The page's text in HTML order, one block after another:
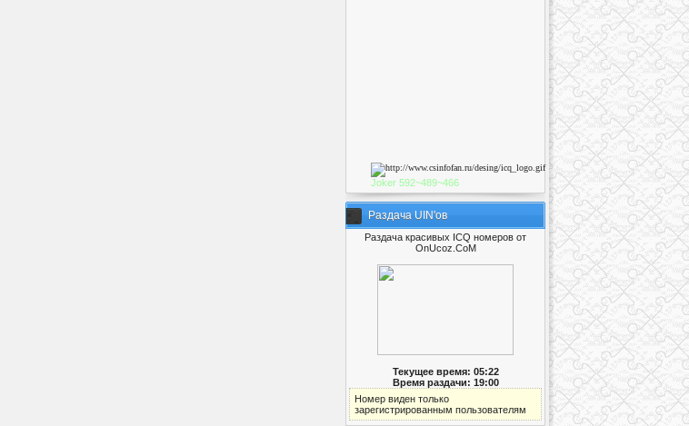
Joker 592~489~466
Раздача UIN'ов
Раздача красивых ICQ номеров от
OnUcoz.CoM
Текущее время: 05:22
Время раздачи: 19:00
Номер виден только
зарегистрированным пользователям